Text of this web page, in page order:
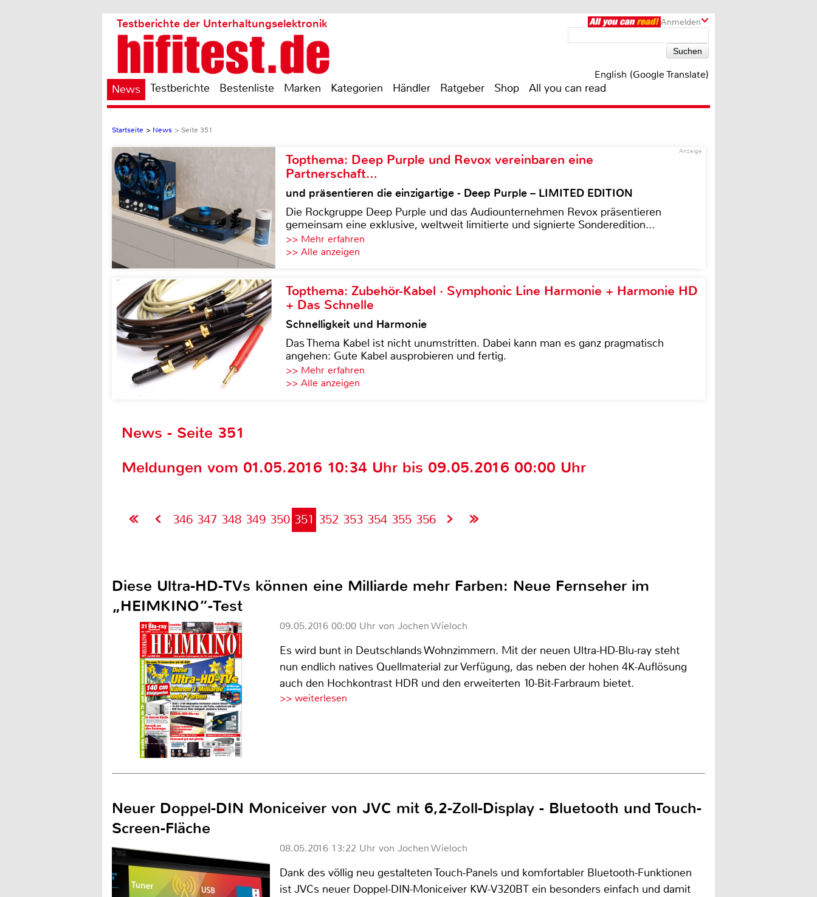
Anmelden
Testberichte der Unterhaltungselektronik
English (Google Translate)
News Testberichte Bestenliste Marken Kategorien Händler Ratgeber Shop All you can read
Startseite > News > Seite 351
Anzeige
Topthema: Deep Purple und Revox vereinbaren eine
Partnerschaft…
und präsentieren die einzigartige - Deep Purple – LIMITED EDITION
Die Rockgruppe Deep Purple und das Audiounternehmen Revox präsentieren
gemeinsam eine exklusive, weltweit limitierte und signierte Sonderedition...
>> Mehr erfahren
>> Alle anzeigen
Topthema: Zubehör-Kabel · Symphonic Line Harmonie + Harmonie HD
+ Das Schnelle
Schnelligkeit und Harmonie
Das Thema Kabel ist nicht unumstritten. Dabei kann man es ganz pragmatisch
angehen: Gute Kabel ausprobieren und fertig.
>> Mehr erfahren
>> Alle anzeigen
News - Seite 351
Meldungen vom 01.05.2016 10:34 Uhr bis 09.05.2016 00:00 Uhr
346 347 348 349 350 351 352 353 354 355 356
Diese Ultra-HD-TVs können eine Milliarde mehr Farben: Neue Fernseher im
„HEIMKINO“-Test
09.05.2016 00:00 Uhr von Jochen Wieloch
Es wird bunt in Deutschlands Wohnzimmern. Mit der neuen Ultra-HD-Blu-ray steht
nun endlich natives Quellmaterial zur Verfügung, das neben der hohen 4K-Auflösung
auch den Hochkontrast HDR und den erweiterten 10-Bit-Farbraum bietet.
>> weiterlesen
Neuer Doppel-DIN Moniceiver von JVC mit 6,2-Zoll-Display - Bluetooth und Touch-
Screen-Fläche
08.05.2016 13:22 Uhr von Jochen Wieloch
Dank des völlig neu gestalteten Touch-Panels und komfortabler Bluetooth-Funktionen
ist JVCs neuer Doppel-DIN-Moniceiver KW-V320BT ein besonders einfach und damit